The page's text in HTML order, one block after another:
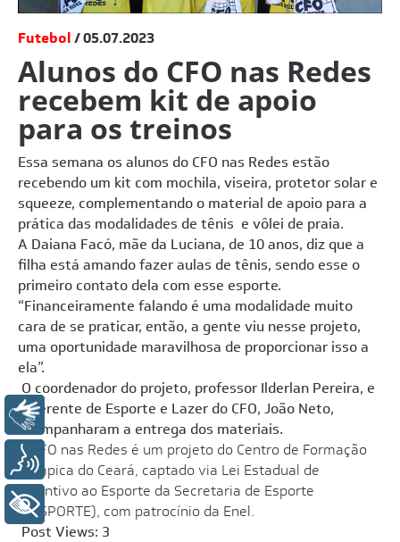
Futebol 05.07.2023
Alunos do CFO nas Redes
recebem kit de apoio
para os treinos
Essa semana os alunos do CFO nas Redes estão
recebendo um kit com mochila, viseira, protetor solar e
squeeze, complementando o material de apoio para a
prática das modalidades de tênis e vôlei de praia.
A Daiana Facó, mãe da Luciana, de 10 anos, diz que a
filha está amando fazer aulas de tênis, sendo esse o
primeiro contato dela com esse esporte.
“Financeiramente falando é uma modalidade muito
cara de se praticar, então, a gente viu nesse projeto,
uma oportunidade maravilhosa de proporcionar isso a
ela”.
O coordenador do projeto, professor Ilderlan Pereira, e
o Gerente de Esporte e Lazer do CFO, João Neto,
acompanharam a entrega dos materiais.
O CFO nas Redes é um projeto do Centro de Formação
Olímpica do Ceará, captado via Lei Estadual de
Incentivo ao Esporte da Secretaria de Esporte
(SESPORTE), com patrocínio da Enel.
Post Views: 3
Libras
Voz
+ Acessibilidade